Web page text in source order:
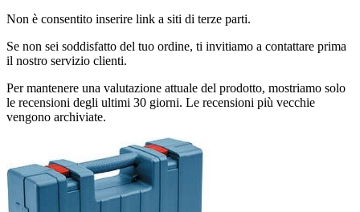
Non è consentito inserire link a siti di terze parti.
Se non sei soddisfatto del tuo ordine, ti invitiamo a contattare prima
il nostro servizio clienti.
Per mantenere una valutazione attuale del prodotto, mostriamo solo
le recensioni degli ultimi 30 giorni. Le recensioni più vecchie
vengono archiviate.